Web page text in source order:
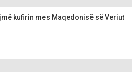
kufirin mes Maqedonisë së Veriut